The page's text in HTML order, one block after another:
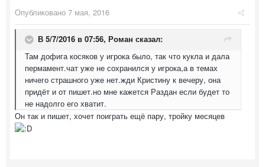
Опубликовано 7 мая, 2016
В 5/7/2016 в 07:56, Роман сказал:
Там дофига косяков у игрока было, так что кукла и дала
пермамент.чат уже не сохранился у игрока,а в темах
ничего страшного уже нет.жди Кристину к вечеру, она
придёт и от пишет.но мне кажется Раздан если будет то
не надолго его хватит.
Он так и пишет, хочет поиграть ещё пару, тройку месяцев